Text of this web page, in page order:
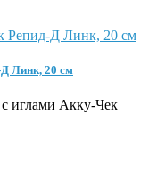
Линк, 20 см
с иглами Акку-Чек